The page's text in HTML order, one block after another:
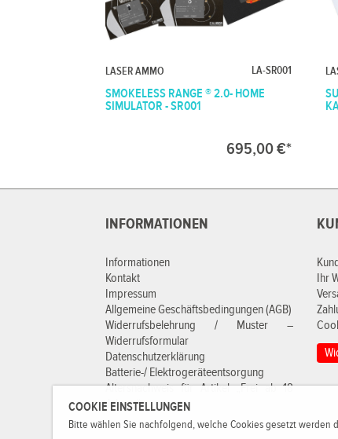
COOKIE EINSTELLUNGEN
Bitte wählen Sie nachfolgend, welche Cookies gesetzt
LASER AMMO LA-SR001
SMOKELESS RANGE ® 2.0- HOME
SIMULATOR - SR001
695,00 €*
INFORMATIONEN
Informationen
Kontakt
Impressum
Allgemeine Geschäftsbedingungen (AGB)
Widerrufsbelehrung / Muster –
Widerrufsformular
Datenschutzerklärung
Batterie-/ Elektrogeräteentsorgung
Altersnachweis für Artikel „Frei ab 18
Jahren“
Ihr